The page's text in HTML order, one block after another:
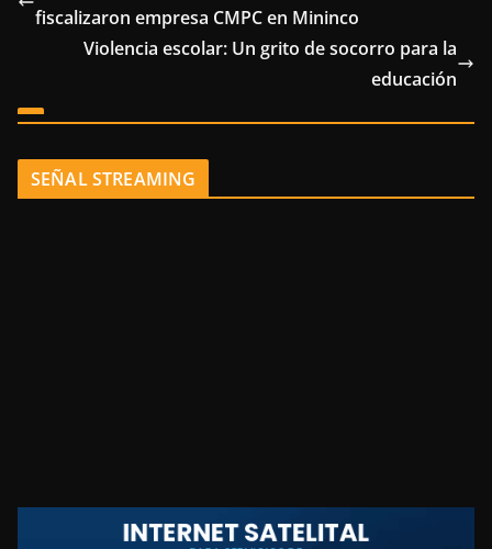
fiscalizaron empresa CMPC en Mininco
Violencia escolar: Un grito de socorro para la
educación
SEÑAL STREAMING